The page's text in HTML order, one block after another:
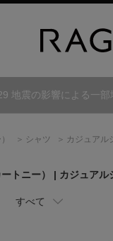
地震の影響による一
シャツ カジュアル
トニー） | カジュアル
すべて